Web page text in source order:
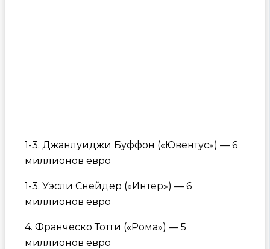
1-3. Джанлуиджи Буффон («Ювентус») — 6
миллионов евро
1-3. Уэсли Снейдер («Интер») — 6
миллионов евро
4. Франческо Тотти («Рома») — 5
миллионов евро